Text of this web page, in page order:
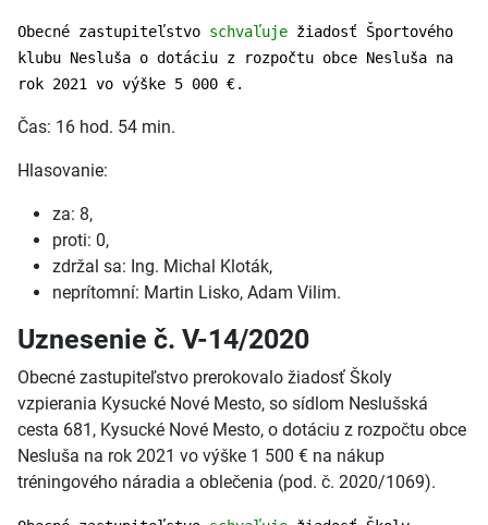
Obecné zastupiteľstvo schvaľuje žiadosť Športového
klubu Nesluša o dotáciu z rozpočtu obce Nesluša na
rok 2021 vo výške 5 000 €.
Čas: 16 hod. 54 min.
Hlasovanie:
za: 8,
proti: 0,
zdržal sa: Ing. Michal Kloták,
neprítomní: Martin Lisko, Adam Vilim.
Uznesenie č. V-14/2020
Obecné zastupiteľstvo prerokovalo žiadosť Školy
vzpierania Kysucké Nové Mesto, so sídlom Neslušská
cesta 681, Kysucké Nové Mesto, o dotáciu z rozpočtu obce
Nesluša na rok 2021 vo výške 1 500 € na nákup
tréningového náradia a oblečenia (pod. č. 2020/1069).